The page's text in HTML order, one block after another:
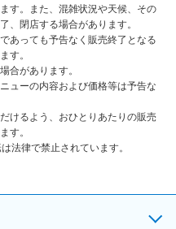
す。また、混雑状況や天候、その
、閉店する場合があります。
あっても予告なく販売終了となる
す。
合があります。
ューの内容および価格等は予告な
けるよう、おひとりあたりの販売
す。
法律で禁止されています。